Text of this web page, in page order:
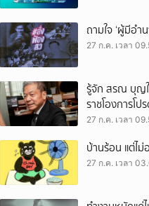
ถามใจ ‘ผู้มีอำ
27 ก.ค. เวลา
รู้จัก สรณ บุญใ
ราชโองการโป
27 ก.ค. เวลา
บ้านร้อน แต่ไ
27 ก.ค. เวลา